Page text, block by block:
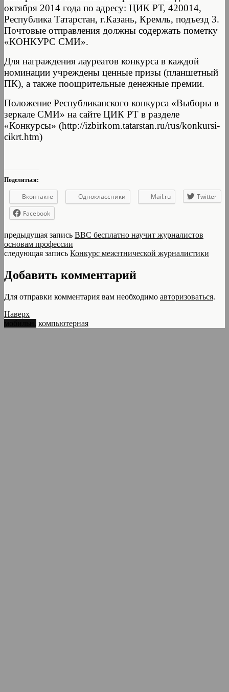
октября 2014 года по адресу: ЦИК РТ, 420014,
Республика Татарстан, г.Казань, Кремль, подъезд 3.
Почтовые отправления должны содержать пометку
«КОНКУРС СМИ».
Для награждения лауреатов конкурса в каждой
номинации учреждены ценные призы (планшетный
ПК), а также поощрительные денежные премии.
Положение Республиканского конкурса «Выборы в
зеркале СМИ» на сайте ЦИК РТ в разделе
«Конкурсы» (http://izbirkom.tatarstan.ru/rus/konkursi-
cikrt.htm)
Поделиться:
Вконтакте Одноклассники Mail.ru
Twitter
Facebook
предыдущая запись BBC бесплатно научит журналистов
основам профессии
следующая запись Конкурс межэтнической журналистики
Добавить комментарий
Для отправки комментария вам необходимо авторизоваться.
Наверх
компьютерная